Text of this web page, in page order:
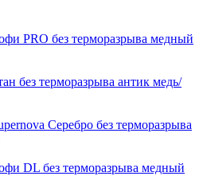
PRO без терморазрыва медный
без терморазрыва антик медь/
Серебро без терморазрыва
DL без терморазрыва медный